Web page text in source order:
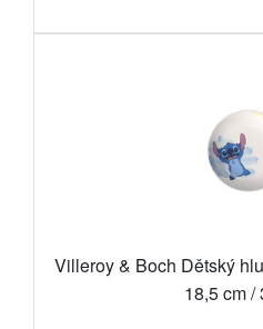
Villeroy & Boch Dětský
18,5 cm /